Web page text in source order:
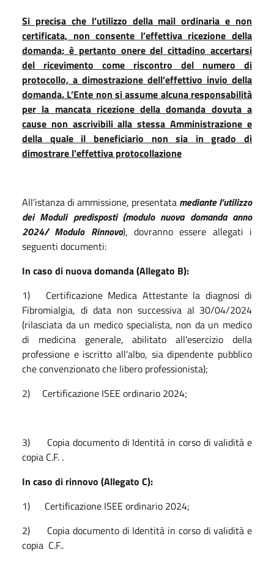
Si precisa che l’utilizzo della mail ordinaria e non
certificata, non consente l’effettiva ricezione della
domanda; è pertanto onere del cittadino accertarsi
del ricevimento come riscontro del numero di
protocollo, a dimostrazione dell’effettivo invio della
domanda. L’Ente non si assume alcuna responsabilità
per la mancata ricezione della domanda dovuta a
cause non ascrivibili alla stessa Amministrazione e
della quale il beneficiario non sia in grado di
dimostrare l’effettiva protocollazione
All’istanza di ammissione, presentata mediante l’utilizzo
dei Moduli predisposti (modulo nuova domanda anno
2024/ Modulo Rinnovo), dovranno essere allegati i
seguenti documenti:
In caso di nuova domanda (Allegato B):
1) Certificazione Medica Attestante la diagnosi di
Fibromialgia, di data non successiva al 30/04/2024
(rilasciata da un medico specialista, non da un medico
di medicina generale, abilitato all'esercizio della
professione e iscritto all'albo, sia dipendente pubblico
che convenzionato che libero professionista);
2) Certificazione ISEE ordinario 2024;
3) Copia documento di Identità in corso di validità e
copia C.F. .
In caso di rinnovo (Allegato C):
1) Certificazione ISEE ordinario 2024;
2) Copia documento di Identità in corso di validità e
copia C.F..